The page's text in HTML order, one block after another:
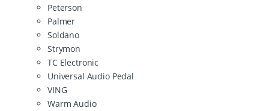
Peterson
Palmer
Soldano
Strymon
TC Electronic
Universal Audio Pedal
VING
Warm Audio